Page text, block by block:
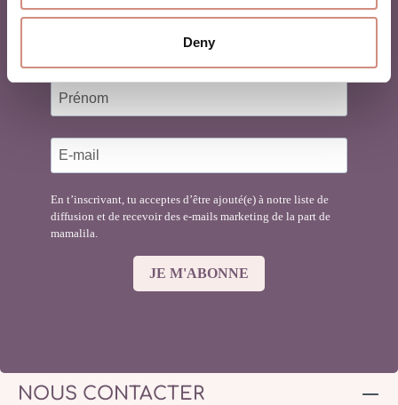
Deny
Inscris-toi à notre newsletter pour ne pas manquer
En t’inscrivant, tu acceptes d’être ajouté(e) à notre liste de
diffusion et de recevoir des e-mails marketing de la part de
mamalila.
JE M'ABONNE
NOUS CONTACTER